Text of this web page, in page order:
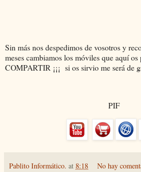
Sin más nos despedimos de vosotros y
meses cambiamos los móviles que aquí os
COMPARTIR ¡¡¡ si os sirvio me será de
PIF
Pablito Informático. at 8:18 No hay